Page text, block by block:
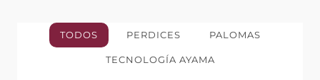
TODOS PERDICES PALOMAS
TECNOLOGÍA AYAMA